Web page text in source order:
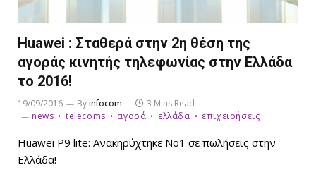
Huawei : Σταθερά στην 2η θέση της
αγοράς κινητής τηλεφωνίας στην Ελλάδα
το 2016!
19/09/2016 Byinfocom
3 Mins Read
news
telecoms αγορά ελλάδα επιχειρήσεις
Huawei P9 lite: Ανακηρύχτηκε Νο1 σε πωλήσεις στην
Ελλάδα!